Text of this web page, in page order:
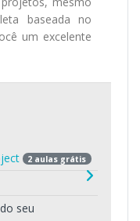
baseada no
um excelente
2 aulas grátis
seu